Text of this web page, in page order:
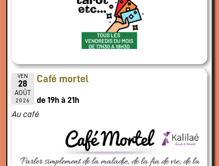
VEN
28
AOÛT
2026
Café mortel
de 19h à 21h
Au café